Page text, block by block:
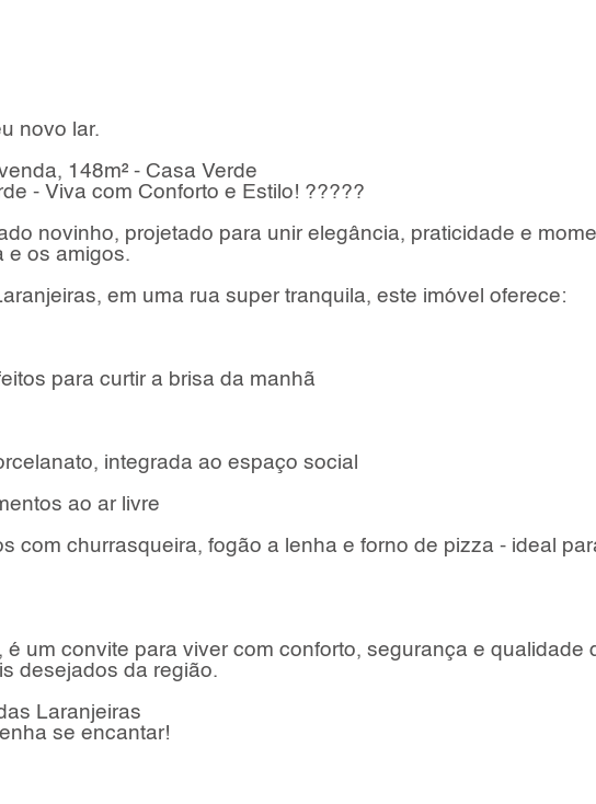
novo lar.
148m² - Casa Verde
- Viva com Conforto e Estilo! ?????
novinho, projetado para unir elegância, praticidade e
e os amigos.
em uma rua super tranquila, este imóvel oferece:
para curtir a brisa da manhã
integrada ao espaço social
ao ar livre
com churrasqueira, fogão a lenha e forno de pizza - ideal
é um convite para viver com conforto, segurança e qualidade
desejados da região.
Laranjeiras
se encantar!